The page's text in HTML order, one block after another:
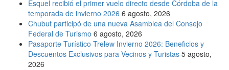
Esquel recibió el primer vuelo directo desde Córdoba de la
temporada de invierno 2026 6 agosto, 2026
Chubut participó de una nueva Asamblea del Consejo
Federal de Turismo 6 agosto, 2026
Pasaporte Turístico Trelew Invierno 2026: Beneficios y
Descuentos Exclusivos para Vecinos y Turistas 5 agosto,
2026